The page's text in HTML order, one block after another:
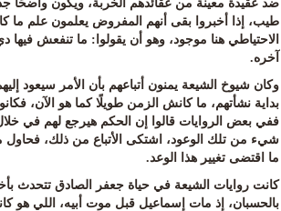
ضد عقيدة معينة من عقائدهم الخربة، ويكون واضحًا
طيب، إذا أخبروا بقى أنهم المفروض يعلمون علم ما
الاحتياطي هنا موجود، وهو أن يقولوا: ما تنفعش فيها
آخره.
وكان شيوخ الشيعة يمنون أتباعهم بأن الأمر سيعود
بداية نشأتهم، ما كانش الزمن طويلًا كما هو الآن،
ففي بعض الروايات قالوا إن الحكم هيرجع لهم في
شيء من تلك الوعود، اشتكى الأتباع من ذلك، فحاول
ما اقتضى تغيير هذا الوعد.
كانت روايات الشيعة في حياة جعفر الصادق تتحدث
بالحسبان، إذ مات إسماعيل قبل موت أبيه، اللي هو